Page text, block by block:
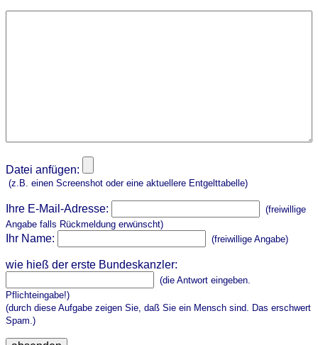
Datei anfügen:
(z.B. einen Screenshot oder eine aktuellere Entgelttabelle)
Ihre E-Mail-Adresse:
(freiwillige
Angabe falls Rückmeldung erwünscht)
Ihr Name: (freiwillige Angabe)
wie hieß der erste Bundeskanzler:
(die Antwort eingeben.
Pflichteingabe!)
(durch diese Aufgabe zeigen Sie, daß Sie ein Mensch sind. Das erschwert
Spam.)